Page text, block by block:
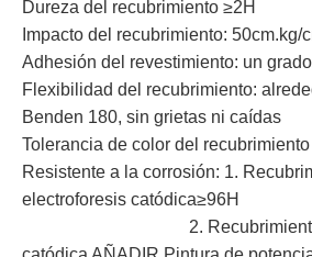
Dureza del recubrimiento ≥2H
Impacto del recubrimiento: 50cm.kg/
Adhesión del revestimiento: un grado
Flexibilidad del recubrimiento:
Benden 180, sin grietas ni caídas
Tolerancia de color del
Resistente a la corrosión: 1.
electroforesis catódica≥96H
2. Recubrimiento de